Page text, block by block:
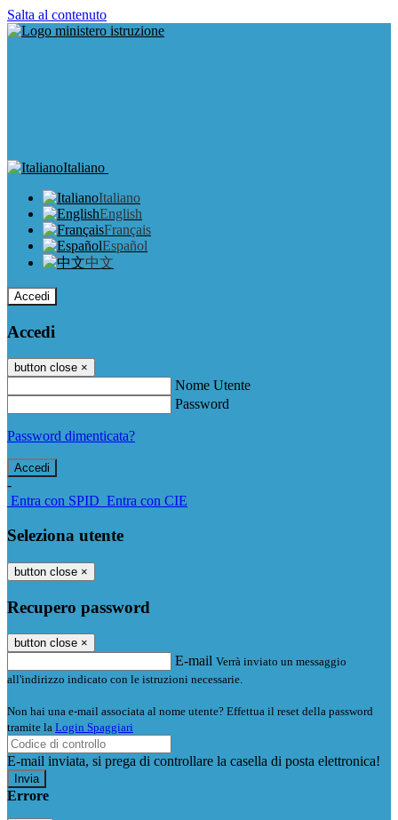
Salta al contenuto
Italiano
Italiano
English
Français
Español
中文
Accedi
Accedi
button close ×
Nome Utente
Password
Password dimenticata?
-
Entra con SPID Entra con CIE
Seleziona utente
button close ×
Recupero password
button close ×
E-mail Verrà inviato un messaggio
all'indirizzo indicato con le istruzioni necessarie.
Non hai una e-mail associata al nome utente? Effettua il reset della password
tramite la Login Spaggiari
E-mail inviata, si prega di controllare la casella di posta elettronica!
Errore